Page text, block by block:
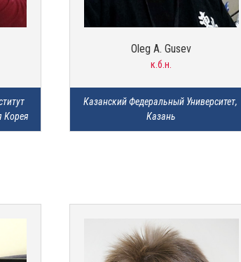
Корея
Oleg A. Gusev
к.б.н.
Казанский Федеральный Университет,
Казань